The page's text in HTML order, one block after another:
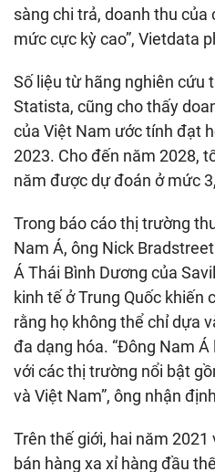
sàng chi trả, doanh thu
mức cực kỳ cao”, Vietdata
Số liệu từ hãng nghiên cứu
Statista, cũng cho thấy
của Việt Nam ước tính đạt
2023. Cho đến năm 2028,
năm được dự đoán ở mức
Trong báo cáo thị trường
Nam Á, ông Nick
Á Thái Bình Dương của
kinh tế ở Trung Quốc khiến
rằng họ không thể chỉ dựa
đa dạng hóa. “Đông Nam
với các thị trường nổi bật
và Việt Nam”, ông nhận
Trên thế giới, hai năm
bán hàng xa xỉ hàng đầu